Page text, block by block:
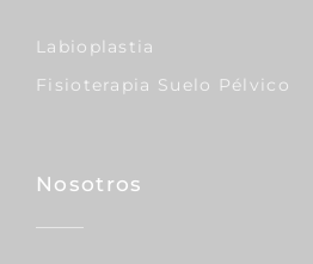
Labioplastia
Fisioterapia Suelo Pélvico
Nosotros